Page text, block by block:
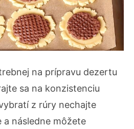
na prípravu dezertu
sa na konzistenciu
z rúry nechajte
následne môžete